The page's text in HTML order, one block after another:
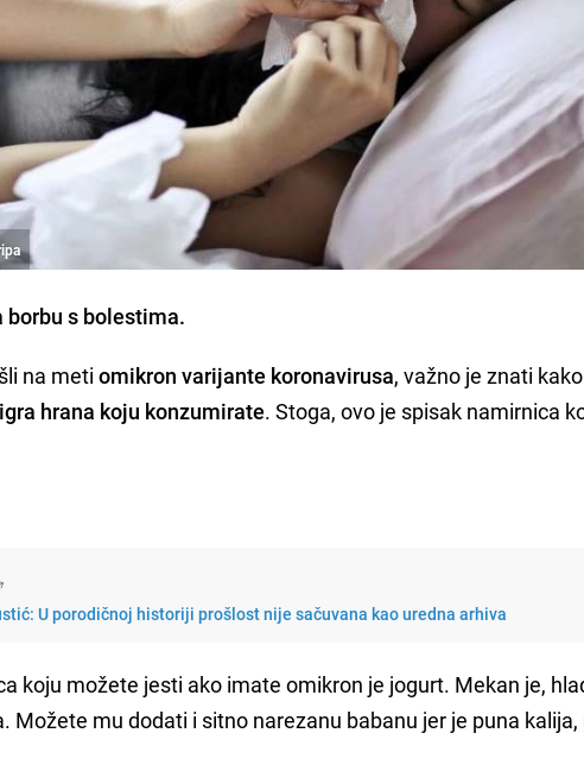
borbu s bolestima.
na metiomikron varijante koronavirusa, važno je znati
hrana koju konzumirate. Stoga, ovo je spisak namirnica
U porodičnoj historiji prošlost nije sačuvana kao uredna arhiva
koju možete jesti ako imate omikron je jogurt. Mekan je,
Možete mu dodati i sitno narezanu babanu jer je puna kalija,